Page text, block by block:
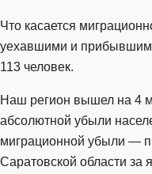
Что касается
уехавшими и
113 человек.
Наш регион вышел на 4
абсолютной убыли
миграционной убыли —
Саратовской области за